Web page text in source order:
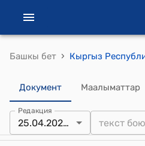
Башкы бет ›
Документ Маалыматтар
Редакция
25.04.2026 № 290